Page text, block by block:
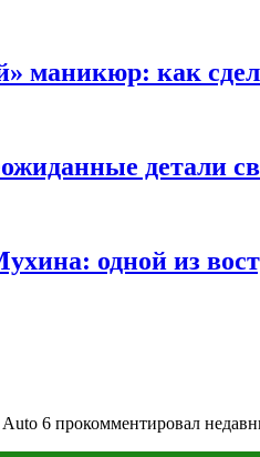
маникюр: как
детали
одной из
6 прокомментировал